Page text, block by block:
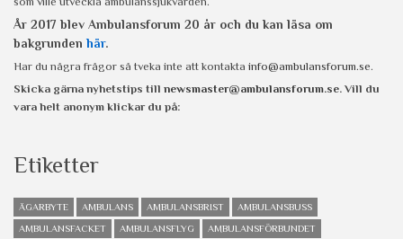
År 2017 blev Ambulansforum 20 år och du kan läsa om
bakgrunden här.
Har du några frågor så tveka inte att kontakta info@ambulansforum.se.
Skicka gärna nyhetstips till newsmaster@ambulansforum.se. Vill du
vara helt anonym klickar du på:
Etiketter
ÄGARBYTE AMBULANS AMBULANSBRIST
AMBULANSBUSS
AMBULANSFACKET
AMBULANSFLYG
AMBULANSFÖRBUNDET